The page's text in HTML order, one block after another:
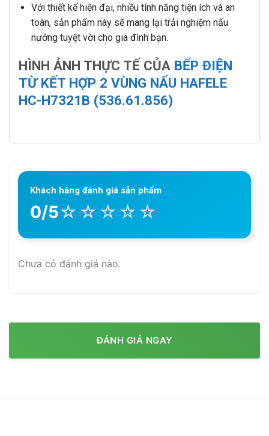
Với thiết kế hiện đại, nhiều tính năng tiện ích và an
toàn, sản phẩm này sẽ mang lại trải nghiệm nấu
nướng tuyệt vời cho gia đình bạn.
HÌNH ẢNH THỰC TẾ CỦA BẾP ĐIỆN
TỪ KẾT HỢP 2 VÙNG NẤU HAFELE
HC-H7321B (536.61.856)
Khách hàng đánh giá sản phẩm
0/5☆ ☆ ☆ ☆ ☆
Chưa có đánh giá nào.
ĐÁNH GIÁ NGAY